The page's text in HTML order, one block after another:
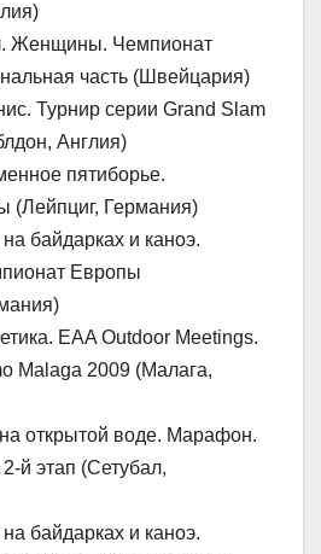
Женщины. Чемпионат
часть (Швейцария)
Турнир серии Grand Slam
Англия)
пятиборье.
(Лейпциг, Германия)
байдарках и каноэ.
Европы
EAA Outdoor Meetings.
Malaga 2009 (Малага,
открытой воде. Марафон.
й этап (Сетубал,
байдарках и каноэ.